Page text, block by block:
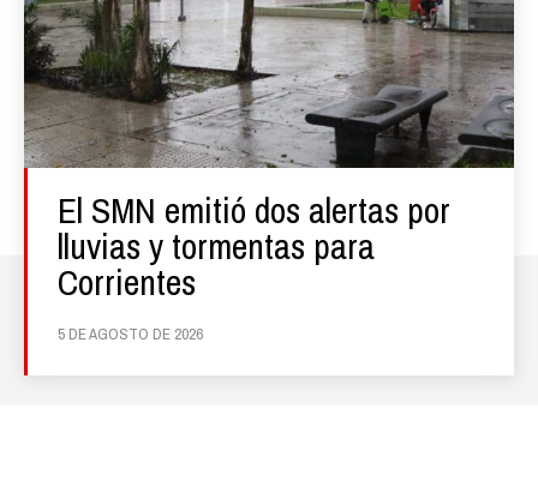
El SMN emitió dos alertas por
lluvias y tormentas para
Corrientes
5 DE AGOSTO DE 2026